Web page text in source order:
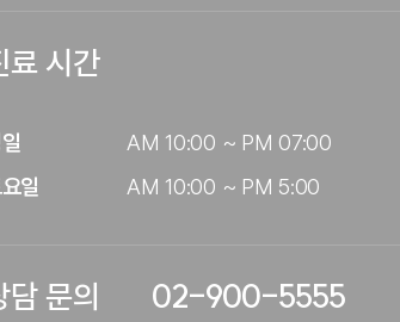
료 시간
일
AM 10:00 ~ PM 07:00
AM 10:00 ~ PM 5:00
담 문의 02-900-5555